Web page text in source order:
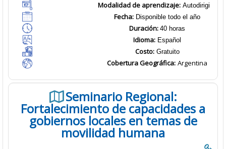
Modalidad de aprendizaje:Autodirigido
Fecha: Disponible todo el año
Duración: 40 horas
Idioma: Español
Costo:Gratuito
Cobertura Geográfica: Argentina
Seminario Regional:
Fortalecimiento de capacidades a
gobiernos locales en temas de
movilidad humana